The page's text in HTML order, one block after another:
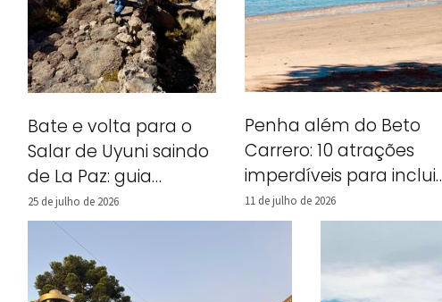
Bate e volta para o
Salar de Uyuni saindo
de La Paz: guia
completo + dicas
25 de julho de 2026
Penha além do Beto
Carrero: 10 atrações
imperdíveis para incluir
no seu roteiro
11 de julho de 2026